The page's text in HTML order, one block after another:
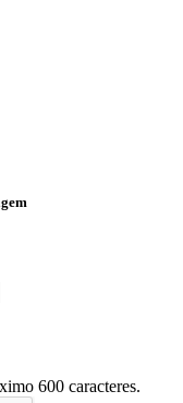
600 caracteres.